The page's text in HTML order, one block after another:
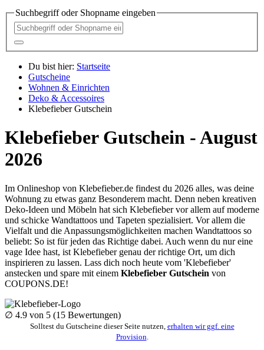
Suchbegriff oder Shopname eingeben
Du bist hier: Startseite
Gutscheine
Wohnen & Einrichten
Deko & Accessoires
Klebefieber Gutschein
Klebefieber Gutschein - August
2026
Im Onlineshop von Klebefieber.de findest du 2026 alles, was deine
Wohnung zu etwas ganz Besonderem macht. Denn neben kreativen
Deko-Ideen und Möbeln hat sich Klebefieber vor allem auf moderne
und schicke Wandtattoos und Tapeten spezialisiert. Vor allem die
Vielfalt und die Anpassungsmöglichkeiten machen Wandtattoos so
beliebt: So ist für jeden das Richtige dabei. Auch wenn du nur eine
vage Idee hast, ist Klebefieber genau der richtige Ort, um dich
inspirieren zu lassen. Lass dich noch heute vom 'Klebefieber'
anstecken und spare mit einem Klebefieber Gutschein von
COUPONS.DE!
∅ 4.9 von 5 (15 Bewertungen)
Solltest du Gutscheine dieser Seite nutzen, erhalten wir ggf. eine
Provision